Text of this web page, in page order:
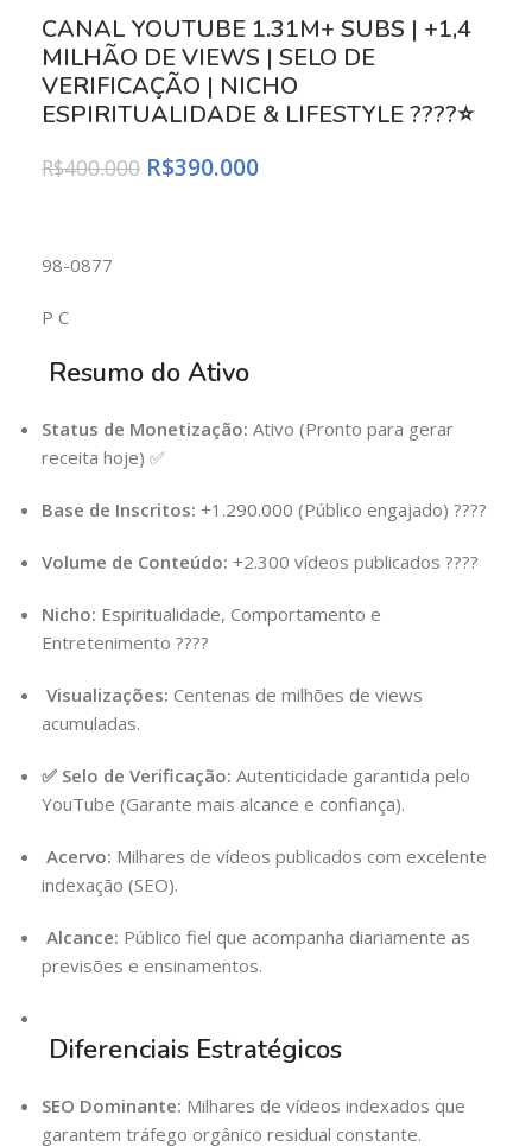
CANAL YOUTUBE 1.31M+ SUBS | +1,4
MILHÃO DE VIEWS | SELO DE
VERIFICAÇÃO | NICHO
ESPIRITUALIDADE & LIFESTYLE ????⭐
R$400.000 R$390.000
98-0877
P C
Resumo do Ativo
Status de Monetização: Ativo (Pronto para gerar
receita hoje) ✅
Base de Inscritos: +1.290.000 (Público engajado) ????
Volume de Conteúdo: +2.300 vídeos publicados ????
Nicho: Espiritualidade, Comportamento e
Entretenimento ????
Visualizações: Centenas de milhões de views
acumuladas.
✅ Selo de Verificação: Autenticidade garantida pelo
YouTube (Garante mais alcance e confiança).
Acervo: Milhares de vídeos publicados com excelente
indexação (SEO).
Alcance: Público fiel que acompanha diariamente as
previsões e ensinamentos.
Diferenciais Estratégicos
SEO Dominante: Milhares de vídeos indexados que
garantem tráfego orgânico residual constante.